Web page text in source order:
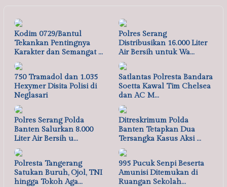
Kodim 0729/Bantul
Tekankan Pentingnya
Karakter dan Semangat …
Polres Serang
Distribusikan 16.000 Liter
Air Bersih untuk Wa…
750 Tramadol dan 1.035
Hexymer Disita Polisi di
Neglasari
Satlantas Polresta Bandara
Soetta Kawal Tim Chelsea
dan AC M…
Polres Serang Polda
Banten Salurkan 8.000
Liter Air Bersih u…
Ditreskrimum Polda
Banten Tetapkan Dua
Tersangka Kasus Aksi …
Polresta Tangerang
Satukan Buruh, Ojol, TNI
hingga Tokoh Aga…
995 Pucuk Senpi Beserta
Amunisi Ditemukan di
Ruangan Sekolah…